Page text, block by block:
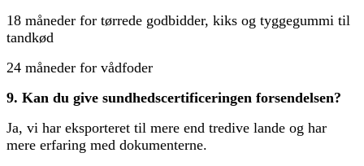
18 måneder for tørrede godbidder, kiks og tyggegummi til
tandkød
24 måneder for vådfoder
9. Kan du give sundhedscertificeringen forsendelsen?
Ja, vi har eksporteret til mere end tredive lande og har
mere erfaring med dokumenterne.